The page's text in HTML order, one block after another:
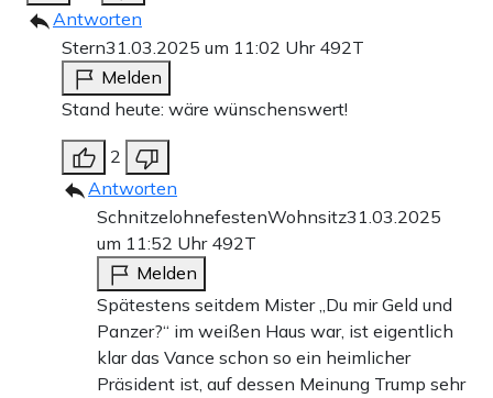
Antworten
Stern31.03.2025 um 11:02 Uhr 492T
Melden
Stand heute: wäre wünschenswert!
2
Antworten
SchnitzelohnefestenWohnsitz31.03.2025
um 11:52 Uhr 492T
Melden
Spätestens seitdem Mister „Du mir Geld und
Panzer?“ im weißen Haus war, ist eigentlich
klar das Vance schon so ein heimlicher
Präsident ist, auf dessen Meinung Trump sehr